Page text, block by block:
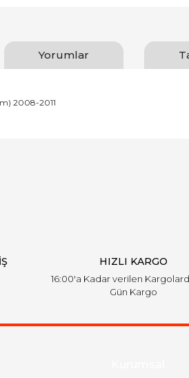
Yorumlar
2008-2011
HIZLI KARGO
16:00'a Kadar verilen
Gün Kargo